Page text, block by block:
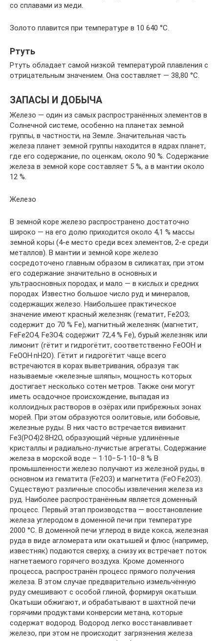
со сплавами из меди.
Золото плавится при температуре в 10 640 °C.
Ртуть
Ртуть обладает самой низкой температурой плавления с
отрицательным значением. Она составляет — 38,80 °C.
ЗАПАСЫ И ДОБЫЧА
Железо — один из самых распространённых элементов в
Солнечной системе, особенно на планетах земной
группы, в частности, на Земле. Значительная часть
железа планет земной группы находится в ядрах планет,
где его содержание, по оценкам, около 90 %. Содержание
железа в земной коре составляет 5 %, а в мантии около
12 %.
Железо
В земной коре железо распространено достаточно
широко — на его долю приходится около 4,1 % массы
земной коры (4-е место среди всех элементов, 2-е среди
металлов). В мантии и земной коре железо
сосредоточено главным образом в силикатах, при этом
его содержание значительно в основных и
ультраосновных породах, и мало — в кислых и средних
породах. Известно большое число руд и минералов,
содержащих железо. Наибольшее практическое
значение имеют красный железняк (гематит, Fe2O3;
содержит до 70 % Fe), магнитный железняк (магнетит,
FeFe2O4, Fe3O4; содержит 72,4 % Fe), бурый железняк или
лимонит (гётит и гидрогётит, соответственно FeOOH и
FeOOH·nH2O). Гётит и гидрогётит чаще всего
встречаются в корах выветривания, образуя так
называемые «железные шляпы», мощность которых
достигает несколько сотен метров. Также они могут
иметь осадочное происхождение, выпадая из
коллоидных растворов в озёрах или прибрежных зонах
морей. При этом образуются оолитовые, или бобовые,
железные руды. В них часто встречается вивианит
Fe3(PO4)2·8H2O, образующий чёрные удлинённые
кристаллы и радиально-лучистые агрегаты. Содержание
железа в морской воде – 1·10−5-1·10−8 % В
промышленности железо получают из железной руды, в
основном из гематита (Fe2O3) и магнетита (FeO·Fe2O3).
Существуют различные способы извлечения железа из
руд. Наиболее распространённым является доменный
процесс. Первый этап производства — восстановление
железа углеродом в доменной печи при температуре
2000 °C. В доменной печи углерод в виде кокса, железная
руда в виде агломерата или окатышей и флюс (например,
известняк) подаются сверху, а снизу их встречает поток
нагнетаемого горячего воздуха. Кроме доменного
процесса, распространён процесс прямого получения
железа. В этом случае предварительно измельчённую
руду смешивают с особой глиной, формируя окатыши.
Окатыши обжигают, и обрабатывают в шахтной печи
горячими продуктами конверсии метана, которые
содержат водород. Водород легко восстанавливает
железо, при этом не происходит загрязнения железа